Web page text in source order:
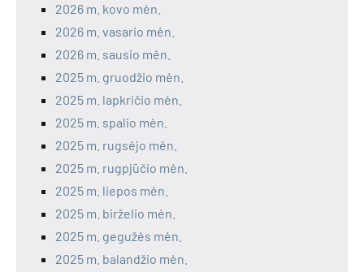
2026 m. kovo mėn.
2026 m. vasario mėn.
2026 m. sausio mėn.
2025 m. gruodžio mėn.
2025 m. lapkričio mėn.
2025 m. spalio mėn.
2025 m. rugsėjo mėn.
2025 m. rugpjūčio mėn.
2025 m. liepos mėn.
2025 m. birželio mėn.
2025 m. gegužės mėn.
2025 m. balandžio mėn.